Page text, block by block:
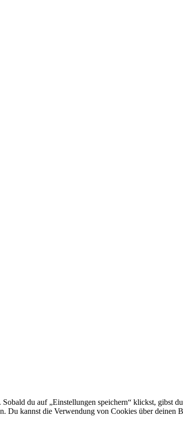
du auf „Einstellungen speichern“ klickst, gibst
kannst die Verwendung von Cookies über deinen